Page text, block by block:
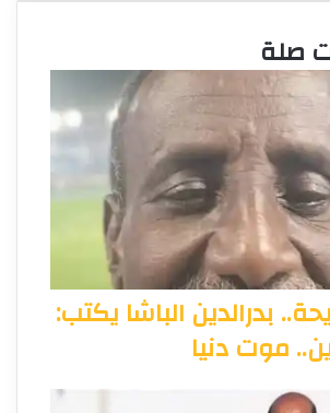
صلة
بدرالدين الباشا يكتب:
موت دنيا